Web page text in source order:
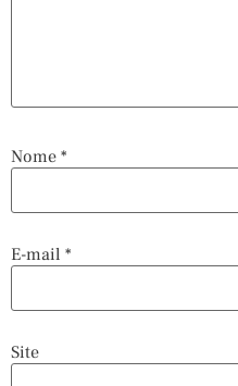
Nome *
E-mail *
Site